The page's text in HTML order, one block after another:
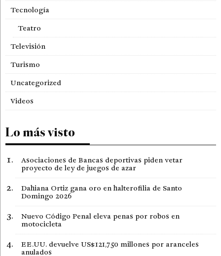
Tecnología
Teatro
Televisión
Turismo
Uncategorized
Videos
Lo más visto
Asociaciones de Bancas deportivas piden vetar
proyecto de ley de juegos de azar
Dahiana Ortiz gana oro en halterofilia de Santo
Domingo 2026
Nuevo Código Penal eleva penas por robos en
motocicleta
EE.UU. devuelve US$121,750 millones por aranceles
anulados